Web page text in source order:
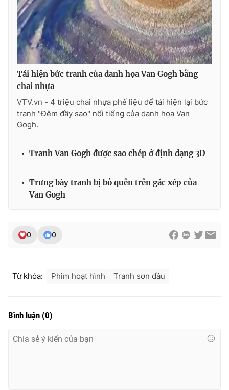
Ðiện thoại Thời báo VTV: 024.66 897 897
Email:toasoan@vtv.vn
Liên hệ quảng cáo:024-7300.7108
® Cấm sao chép dưới mọi hình thức nếu không có sự chấp
thuận bằng văn bản. Ghi rõ nguồn VTV.vn khi phát hành lại
thông tin từ website này.
Tái hiện bức tranh của danh họa Van Gogh bằng
chai nhựa
VTV.vn - 4 triệu chai nhựa phế liệu để tái hiện lại bức
tranh "Đêm đầy sao" nổi tiếng của danh họa Van
Gogh.
Tranh Van Gogh được sao chép ở định dạng 3D
Trưng bày tranh bị bỏ quên trên gác xép của
Van Gogh
0 0
Từ khóa: Phim hoạt hình Tranh sơn dầu
Bình luận (0)